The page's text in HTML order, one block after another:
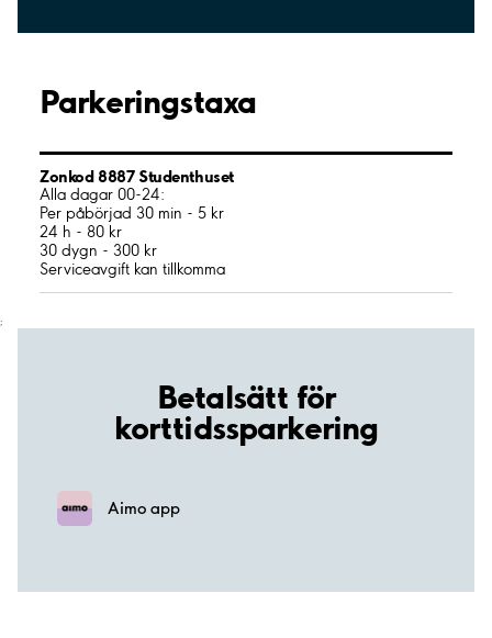
Parkeringstaxa
Zonkod 8887 Studenthuset
Alla dagar 00-24:
Per påbörjad 30 min - 5 kr
24 h - 80 kr
30 dygn - 300 kr
Serviceavgift kan tillkomma
;
Betalsätt för
korttidssparkering
Aimo app